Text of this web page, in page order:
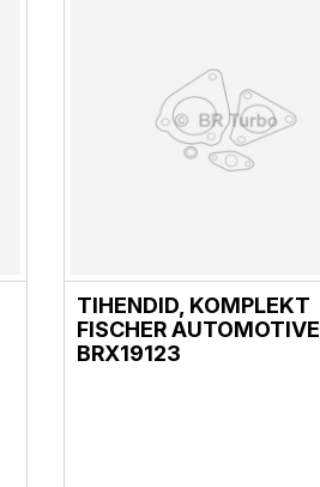
TIHENDID, KOMPLEKT
FISCHER AUTOMOTIVE
BRX19123